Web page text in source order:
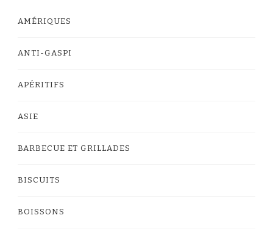
AMÉRIQUES
ANTI-GASPI
APÉRITIFS
ASIE
BARBECUE ET GRILLADES
BISCUITS
BOISSONS